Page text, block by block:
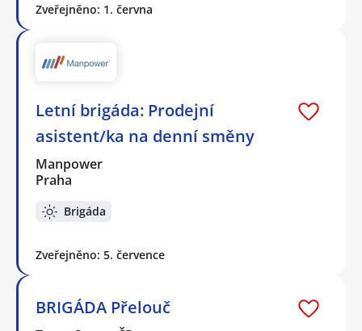
Zveřejněno: 1. června
Letní brigáda: Prodejní
asistent/ka na denní směny
Manpower
Praha
Brigáda
Zveřejněno: 5. července
BRIGÁDA Přelouč